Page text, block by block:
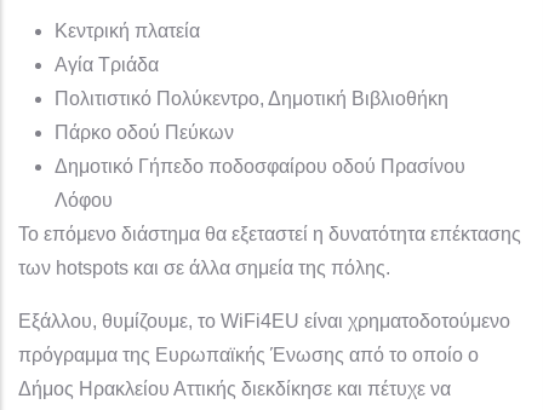
Κεντρική πλατεία
Αγία Τριάδα
Πολιτιστικό Πολύκεντρο, Δημοτική Βιβλιοθήκη
Πάρκο οδού Πεύκων
Δημοτικό Γήπεδο ποδοσφαίρου οδού Πρασίνου
Λόφου
Το επόμενο διάστημα θα εξεταστεί η δυνατότητα επέκτασης
των hotspots και σε άλλα σημεία της πόλης.
Εξάλλου, θυμίζουμε, το WiFi4EU είναι χρηματοδοτούμενο
πρόγραμμα της Ευρωπαϊκής Ένωσης από το οποίο ο
Δήμος Ηρακλείου Αττικής διεκδίκησε και πέτυχε να